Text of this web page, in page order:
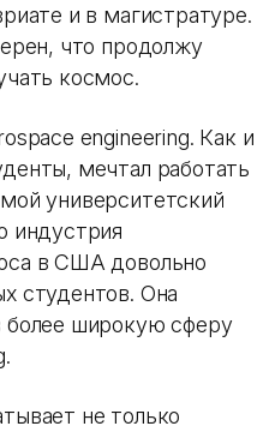
и в магистратуре.
что продолжу
космос.
engineering. Как и
мечтал работать
университетский
индустрия
в США довольно
студентов. Она
более широкую сферу
не только